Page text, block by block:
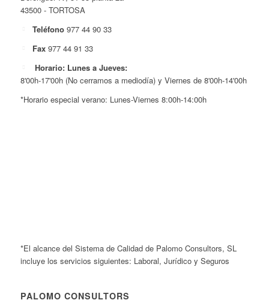
43500 - TORTOSA
Teléfono 977 44 90 33
Fax 977 44 91 33
Horario: Lunes a Jueves:
8'00h-17'00h (No cerramos a mediodía) y Viernes de 8'00h-14'00h
*Horario especial verano: Lunes-Viernes 8:00h-14:00h
*El alcance del Sistema de Calidad de Palomo Consultors, SL
incluye los servicios siguientes: Laboral, Jurídico y Seguros
PALOMO CONSULTORS